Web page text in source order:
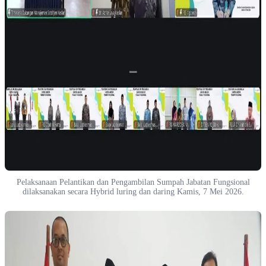
Pelaksanaan Pelantikan dan Pengambilan Sumpah Jabatan Fungsional
dilaksanakan secara Hybrid luring dan daring Kamis, 7 Mei 2026.